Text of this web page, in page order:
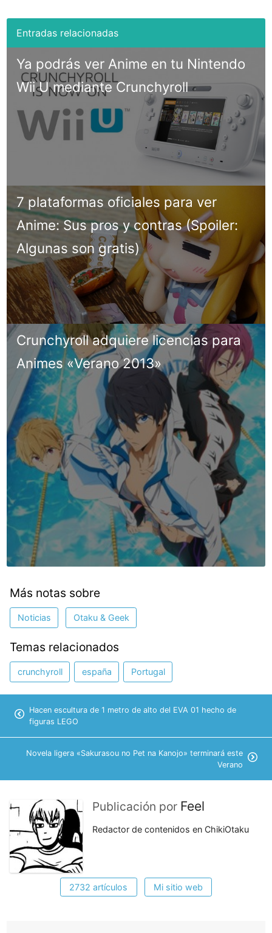
Ya podrás ver Anime en tu Nintendo
Wii U mediante Crunchyroll
7 plataformas oficiales para ver
Anime: Sus pros y contras (Spoiler:
Algunas son gratis)
Crunchyroll adquiere licencias para
Animes «Verano 2013»
Más notas sobre
Noticias Otaku & Geek
Temas relacionados
crunchyroll españa Portugal
Hacen escultura de 1 metro de alto del EVA 01 hecho de
figuras LEGO
Novela ligera «Sakurasou no Pet na Kanojo» terminará este
Verano
Publicación por Feel
Redactor de contenidos en ChikiOtaku
2732 artículos Mi sitio web